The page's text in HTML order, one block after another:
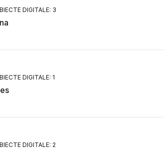
DIGITALE: 3
DIGITALE: 1
DIGITALE: 2